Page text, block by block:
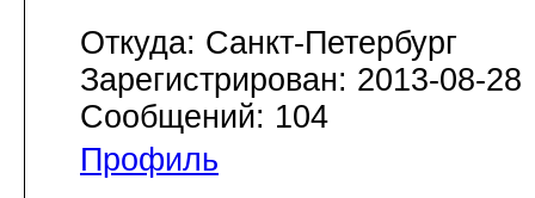
Откуда: Санкт-Петербург
Зарегистрирован: 2013-08-28
Сообщений: 104
Профиль